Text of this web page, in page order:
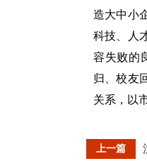
造大中小
科技、人
容失败的
归、校友
关系，以
上一篇